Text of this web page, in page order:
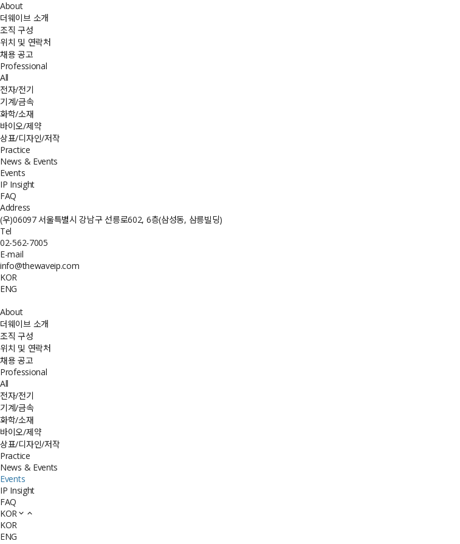
About
더웨이브 소개
조직 구성
위치 및 연락처
채용 공고
Professional
All
전자/전기
기계/금속
화학/소재
바이오/제약
상표/디자인/저작
Practice
News & Events
Events
IP Insight
FAQ
Address
(우)06097 서울특별시 강남구 선릉로602, 6층(삼성동, 삼릉빌딩)
Tel
02-562-7005
E-mail
info@thewaveip.com
KOR
ENG
About
더웨이브 소개
조직 구성
위치 및 연락처
채용 공고
Professional
All
전자/전기
기계/금속
화학/소재
바이오/제약
상표/디자인/저작
Practice
News & Events
Events
IP Insight
FAQ
KOR
KOR
ENG